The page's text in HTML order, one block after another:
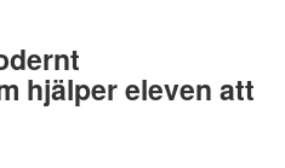
hjälper eleven att